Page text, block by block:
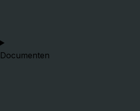
Documenten